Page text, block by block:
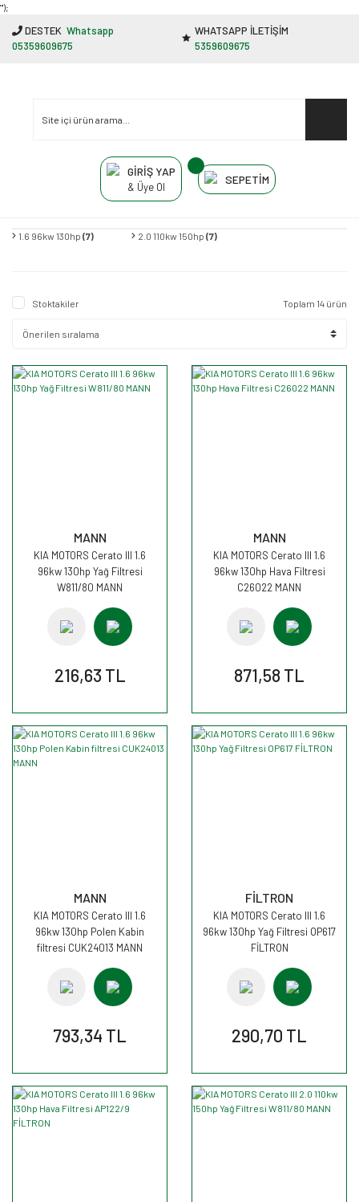
"');
DESTEK Whatsapp
05359609675
WHATSAPP İLETİŞİM
5359609675
GİRİŞ YAP
& Üye Ol
SEPETİM
1.6 96kw 130hp (7) 2.0 110kw 150hp(7)
Stoktakiler Toplam 14 ürün
MANN
KIA MOTORS Cerato III 1.6
96kw 130hp Yağ Filtresi
W811/80 MANN
216,63 TL
MANN
KIA MOTORS Cerato III 1.6
96kw 130hp Hava Filtresi
C26022 MANN
871,58 TL
MANN
KIA MOTORS Cerato III 1.6
96kw 130hp Polen Kabin
filtresi CUK24013 MANN
793,34 TL
FİLTRON
KIA MOTORS Cerato III 1.6
96kw 130hp Yağ Filtresi OP617
FİLTRON
290,70 TL